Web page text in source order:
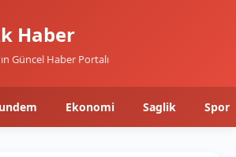
Haber
Güncel Haber Portalı
Ekonomi Saglik Spor